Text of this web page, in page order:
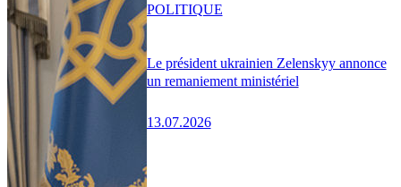
Le président ukrainien Zelenskyy annonce
un remaniement ministériel
13.07.2026
POLITIQUE